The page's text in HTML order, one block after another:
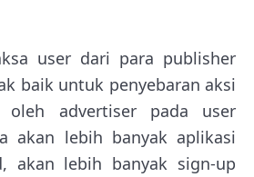
user dari para publisher
baik untuk penyebaran aksi
oleh advertiser pada user
akan lebih banyak aplikasi
akan lebih banyak sign-up